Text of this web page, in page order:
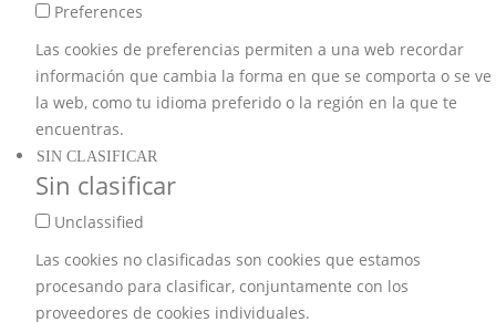
Preferences
Las cookies de preferencias permiten a una web recordar
información que cambia la forma en que se comporta o se ve
la web, como tu idioma preferido o la región en la que te
encuentras.
SIN CLASIFICAR
Sin clasificar
Unclassified
Las cookies no clasificadas son cookies que estamos
procesando para clasificar, conjuntamente con los
proveedores de cookies individuales.